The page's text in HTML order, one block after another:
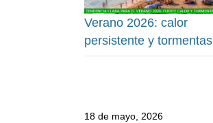
Verano 2026: calor
persistente y tormentas
18 de mayo, 2026